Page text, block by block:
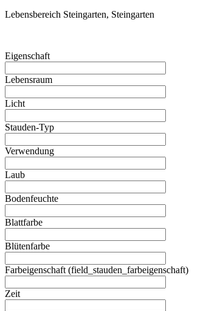
Lebensbereich Steingarten, Steingarten
Eigenschaft
Lebensraum
Licht
Stauden-Typ
Verwendung
Laub
Bodenfeuchte
Blattfarbe
Blütenfarbe
Farbeigenschaft (field_stauden_farbeigenschaft)
Zeit